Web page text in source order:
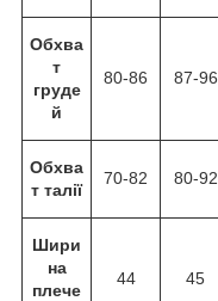
Обхва
т
груде
й
80-86 87-96
Обхва
т талії
70-82 80-92
Шири
на
плече
44 45